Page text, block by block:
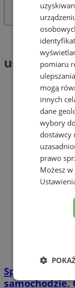
Tag:
ustawienie
Sprawdź
samochodzie.
pomiaru
mogą
innych
dane
wybory
dostawcy
prawo
Możesz